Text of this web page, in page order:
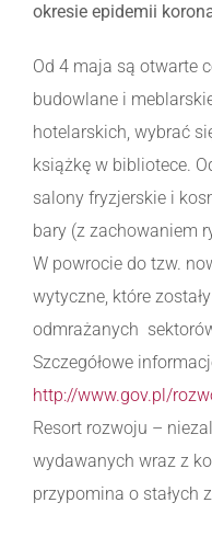
okresie epidemii
Od 4 maja są otwarte
budowlane i
hotelarskich, wybrać
książkę w bibliotece.
salony fryzjerskie i
bary (z zachowaniem
W powrocie do tzw.
wytyczne, które
odmrażanych
Szczegółowe
http://www.gov.pl/
Resort rozwoju –
wydawanych wraz z
przypomina o stałych